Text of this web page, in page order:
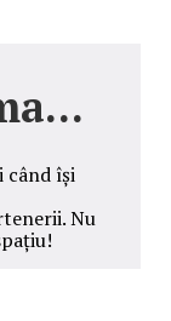
când își
Nu